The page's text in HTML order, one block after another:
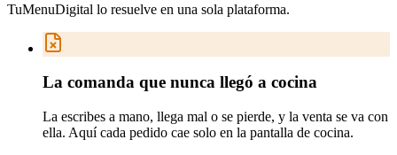
TuMenuDigital lo resuelve en una sola plataforma.
La comanda que nunca llegó a cocina
La escribes a mano, llega mal o se pierde, y la venta se va con
ella. Aquí cada pedido cae solo en la pantalla de cocina.